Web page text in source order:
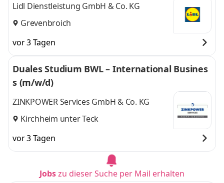
Lidl Dienstleistung GmbH & Co. KG
Grevenbroich
vor 3 Tagen
Duales Studium BWL – International Busines
s (m/w/d)
ZINKPOWER Services GmbH & Co. KG
Kirchheim unter Teck
vor 3 Tagen
Jobszu dieser Suche per Mail erhalten